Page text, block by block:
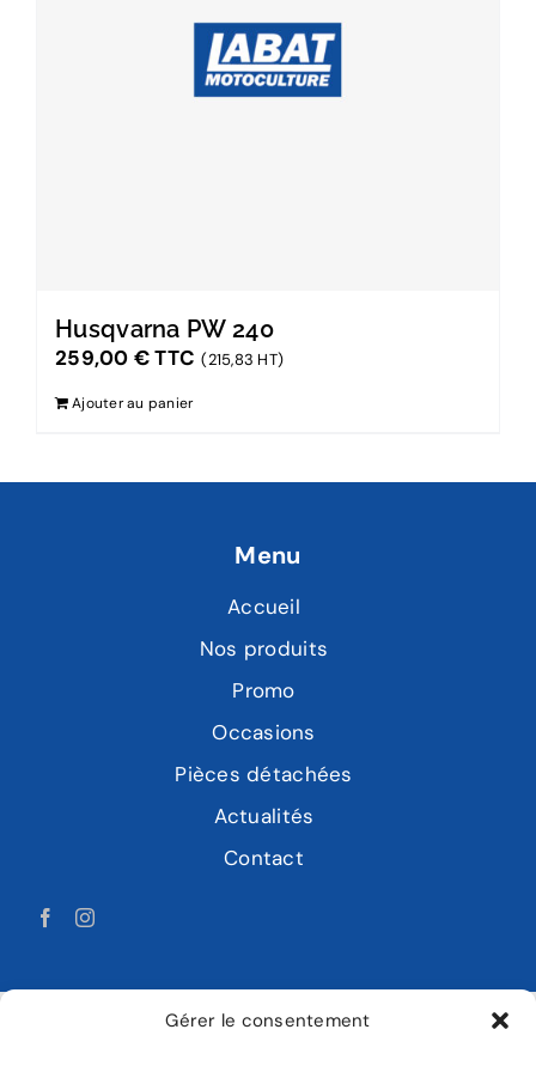
Gérer le consentement
Husqvarna PW 240
259,00 €TTC (215,83 HT)
Ajouter au panier
Menu
Accueil
Nos produits
Promo
Occasions
Pièces détachées
Actualités
Contact